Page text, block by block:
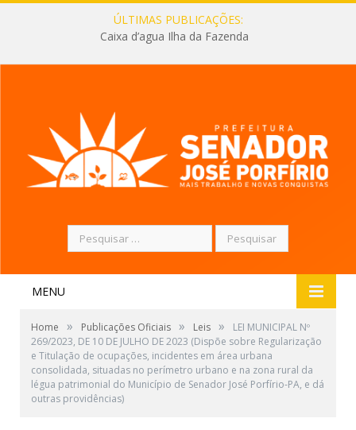
ÚLTIMAS PUBLICAÇÕES:
Caixa d’agua Ilha da Fazenda
Pesquisar
por:
MENU
Home » Publicações Oficiais » Leis »
LEI MUNICIPAL Nº
269/2023, DE 10 DE JULHO DE 2023 (Dispõe sobre Regularização
e Titulação de ocupações, incidentes em área urbana
consolidada, situadas no perímetro urbano e na zona rural da
légua patrimonial do Município de Senador José Porfírio-PA, e dá
outras providências)